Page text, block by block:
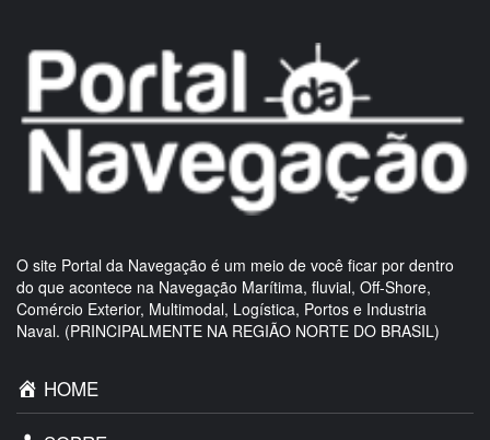
O site Portal da Navegação é um meio de você ficar por dentro
do que acontece na Navegação Marítima, fluvial, Off-Shore,
Comércio Exterior, Multimodal, Logística, Portos e Industria
Naval. (PRINCIPALMENTE NA REGIÃO NORTE DO BRASIL)
HOME